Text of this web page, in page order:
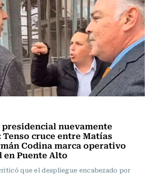
nuevamente
cruce entre Matías
Codina marca operativo
en Puente Alto
que el despliegue encabezado por